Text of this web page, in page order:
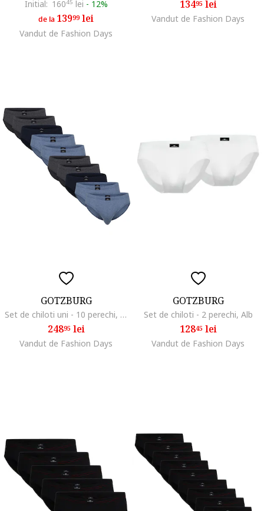
Initial: 16045 lei - 12%
de la 13999lei
Vandut de Fashion Days
13495lei
Vandut de Fashion Days
GOTZBURG
Set de chiloti uni - 10 perechi, Gri/Albastru
24895lei
Vandut de Fashion Days
GOTZBURG
Set de chiloti - 2 perechi, Alb
12845lei
Vandut de Fashion Days